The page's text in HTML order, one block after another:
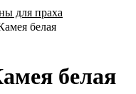
для праха
белая
белая